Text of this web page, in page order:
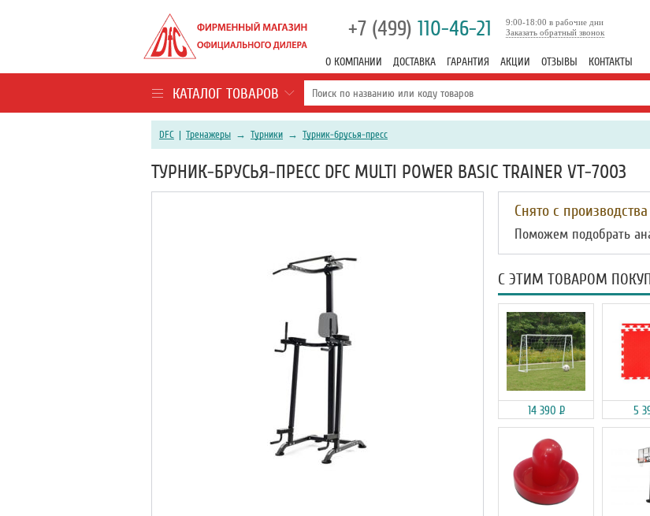
+7 (499) 110-46-21 Заказать обратный звонок
9:00-18:00 в рабочие дни
О КОМПАНИИ ДОСТАВКА ГАРАНТИЯ АКЦИИ ОТЗЫВЫ КОНТАКТЫ
КАТАЛОГ ТОВАРОВ
DFC | Тренажеры → Турники → Турник-брусья-пресс
ТУРНИК-БРУСЬЯ-ПРЕСС DFC MULTI POWER BASIC TRAINER VT-7003
Снято с производства
Поможем подобрать
С ЭТИМ ТОВАРОМ
14 390 Р 5